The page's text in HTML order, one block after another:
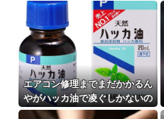
エアコン修理までまだかかるん
やがハッカ油で凌ぐしかないの
か…？🥵「キンキンタマタマに